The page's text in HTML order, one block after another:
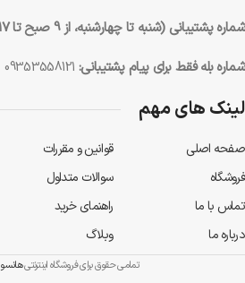
لینک های مهم
صفحه اصلی
فروشگاه
تماس با ما
درباره ما
قوانین و مقررات
سوالات متداول
راهنمای خرید
وبلاگ
شماره پشتیبانی (شنبه تا چهارشنبه، از 9 صبح تا 17 عصر):
شماره بله فقط برای پیام پشتیبانی:09353558121
تمامی حقوق برای فروشگاه اینترنتیهانسو